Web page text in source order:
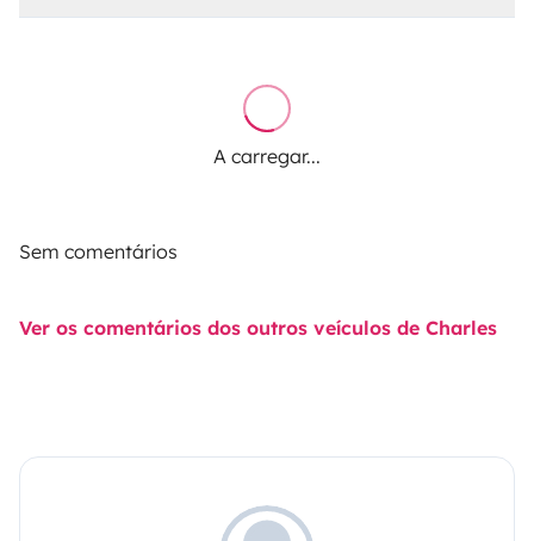
A carregar...
Sem comentários
Ver os comentários dos outros veículos de Charles